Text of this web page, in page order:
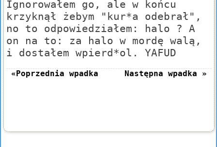
Ignorowałem go, ale w końcu
krzyknął żebym "kur*a odebrał",
no to odpowiedziałem: halo ? A
on na to: za halo w mordę walą,
i dostałem wpierd*ol. YAFUD
«Poprzednia wpadka Następna wpadka »